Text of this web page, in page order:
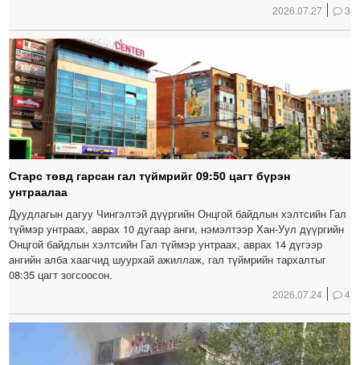
2026.07.27 3
Старс төвд гарсан гал түймрийг 09:50 цагт бүрэн
унтраалаа
Дуудлагын дагуу Чингэлтэй дүүргийн Онцгой байдлын хэлтсийн Гал
түймэр унтраах, аврах 10 дугаар анги, нэмэлтээр Хан-Уул дүүргийн
Онцгой байдлын хэлтсийн Гал түймэр унтраах, аврах 14 дүгээр
ангийн алба хаагчид шуурхай ажиллаж, гал түймрийн тархалтыг
08:35 цагт зогсоосон.
2026.07.24 4